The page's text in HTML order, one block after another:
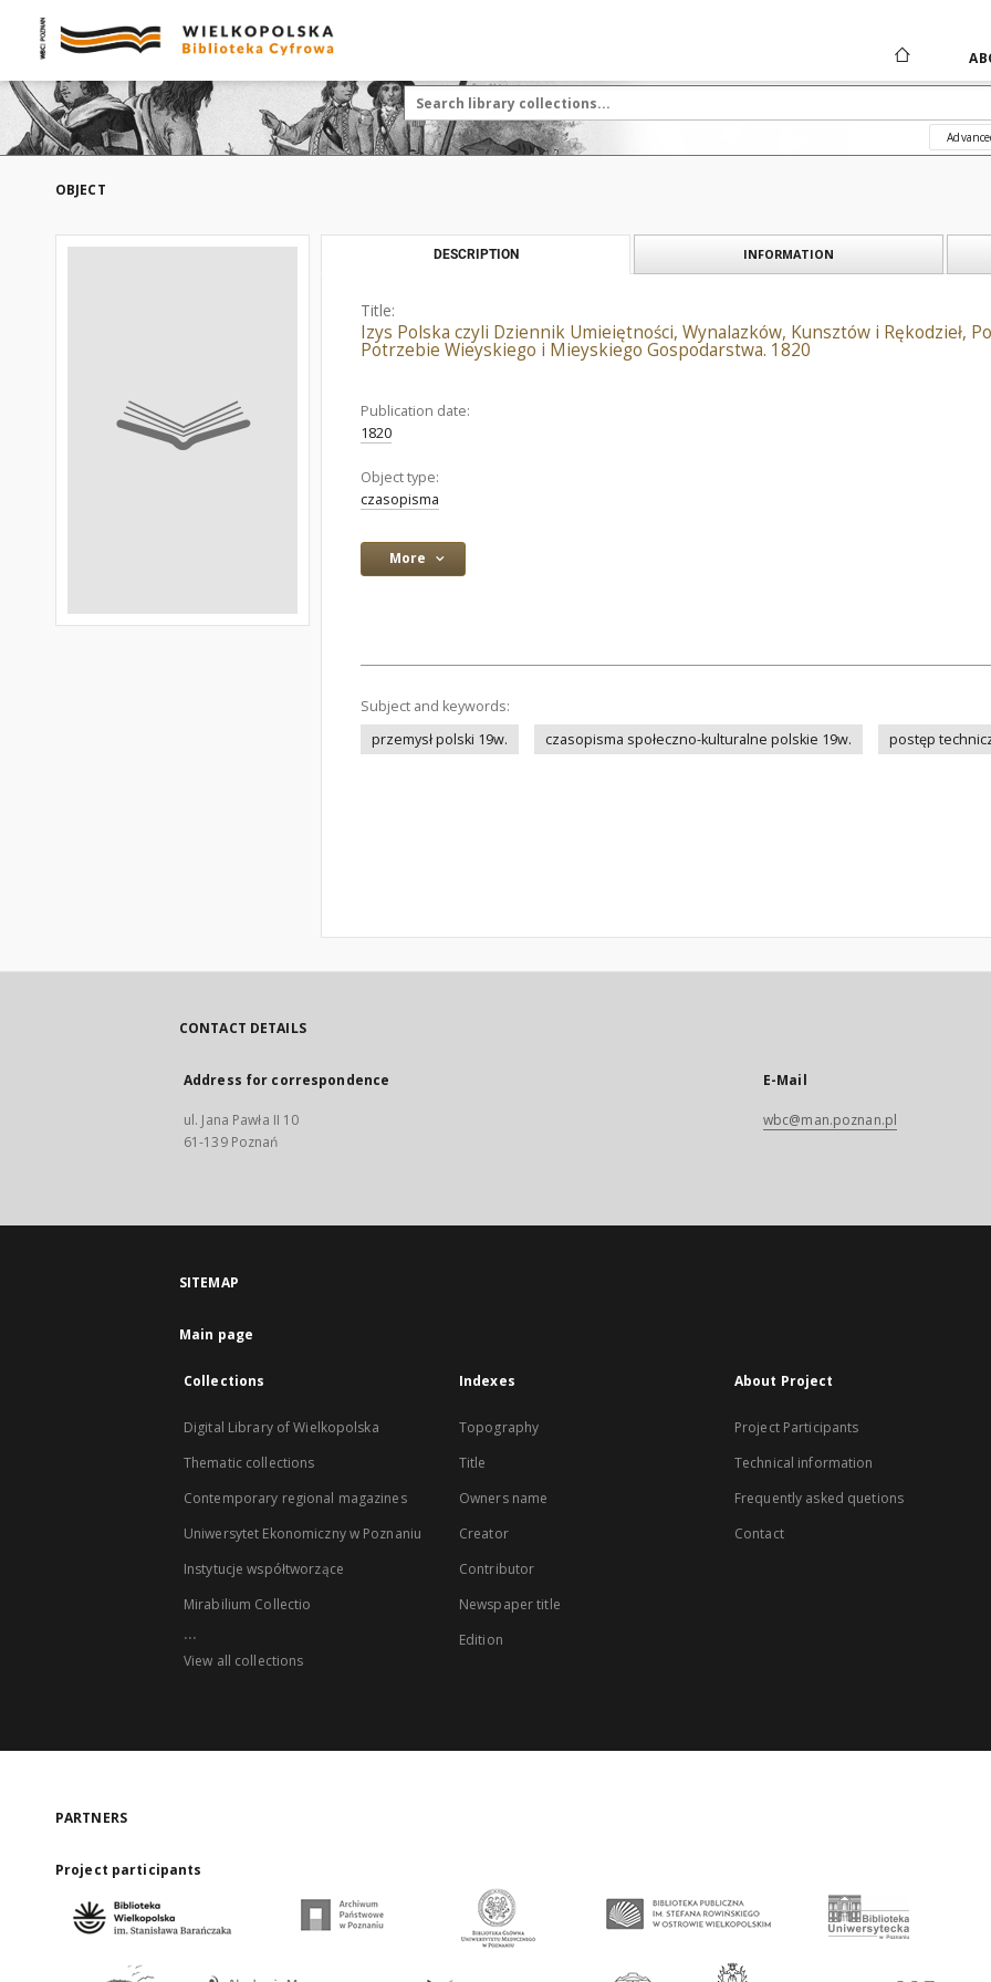
OBJECT
DESCRIPTION INFORMATION
Title:
Izys Polska czyli Dziennik Umieiętności, Wynalazków, Kunsztów i Rękodzieł,
Potrzebie Wieyskiego i Mieyskiego Gospodarstwa. 1820
Publication date:
1820
Object type:
czasopisma
More
Subject and keywords:
przemysł polski 19w.
czasopisma społeczno-kulturalne polskie 19w. postęp
CONTACT DETAILS
Address for correspondence
ul. Jana Pawła II 10
61-139 Poznań
E-Mail
wbc@man.poznan.pl
SITEMAP
Main page
Collections
Digital Library of Wielkopolska
Thematic collections
Contemporary regional magazines
Uniwersytet Ekonomiczny w Poznaniu
Instytucje współtworzące
Mirabilium Collectio
...
View all collections
Indexes
Topography
Title
Owners name
Creator
Contributor
Newspaper title
Edition
About Project
Project Participants
Technical information
Frequently asked quetions
Contact
PARTNERS
Project participants